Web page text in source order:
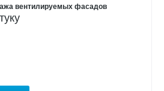
вентилируемых фасадов